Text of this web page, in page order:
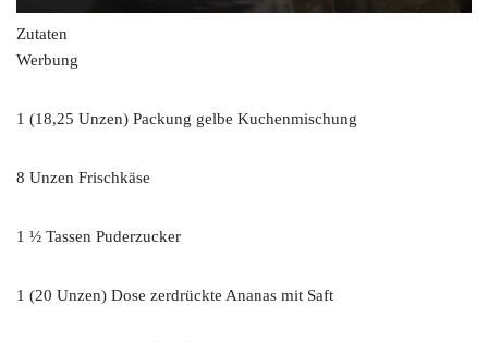
Zutaten
Werbung
1 (18,25 Unzen) Packung gelbe Kuchenmischung
8 Unzen Frischkäse
1 ½ Tassen Puderzucker
1 (20 Unzen) Dose zerdrückte Ananas mit Saft